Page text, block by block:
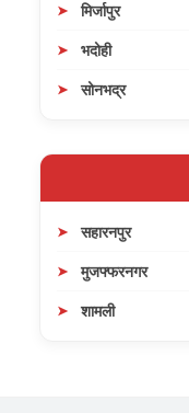
मिर्जापुर
भदोही
सोनभद्र
सहारनपुर
मुजफ्फरनगर
शामली